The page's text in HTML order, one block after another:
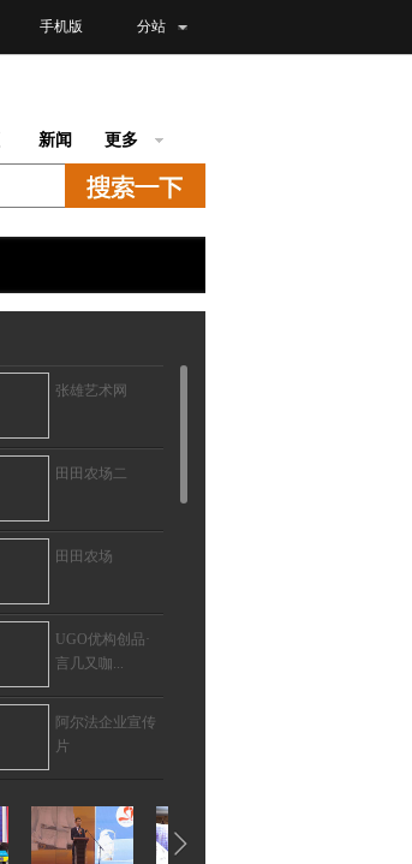
分站
手机版
新闻 更多
张雄艺术网
田田农场二
田田农场
UGO优构创品·
言几又咖...
阿尔法企业宣传
片
张雄艺术网与阿
里太太...